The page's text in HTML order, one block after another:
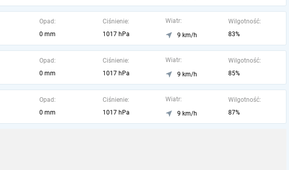
Opad:
0 mm
Ciśnienie:
1017 hPa
Wiatr:
9 km/h
Wilgotność:
83%
Opad:
0 mm
Ciśnienie:
1017 hPa
Wiatr:
9 km/h
Wilgotność:
85%
Opad:
0 mm
Ciśnienie:
1017 hPa
Wiatr:
9 km/h
Wilgotność:
87%